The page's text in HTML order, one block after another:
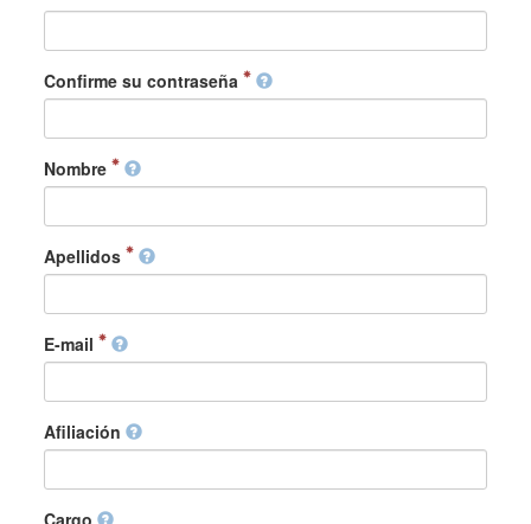
Confirme su contraseña
Nombre
Apellidos
E-mail
Afiliación
Cargo